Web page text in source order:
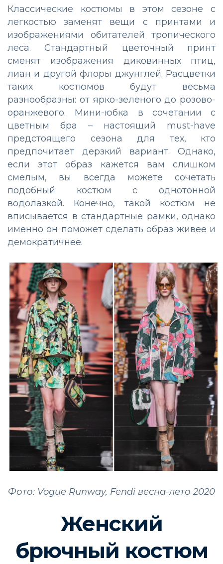
Классические костюмы в этом сезоне с
легкостью заменят вещи с принтами и
изображениями обитателей тропического
леса. Стандартный цветочный принт
сменят изображения диковинных птиц,
лиан и другой флоры джунглей. Расцветки
таких костюмов будут весьма
разнообразны: от ярко-зеленого до розово-
оранжевого. Мини-юбка в сочетании с
цветным бра – настоящий must-have
предстоящего сезона для тех, кто
предпочитает дерзкий вариант. Однако,
если этот образ кажется вам слишком
смелым, вы всегда можете сочетать
подобный костюм с однотонной
водолазкой. Конечно, такой костюм не
вписывается в стандартные рамки, однако
именно он поможет сделать образ живее и
демократичнее.
Фото: Vogue Runway, Fendi весна-лето 2020
Женский
брючный костюм